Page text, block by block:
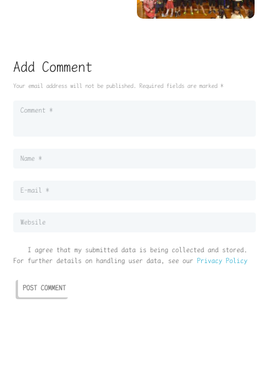
Add Comment
Your email address will not be published. Required fields are marked *
I agree that my submitted data is being collected and stored.
For further details on handling user data, see ourPrivacy Policy